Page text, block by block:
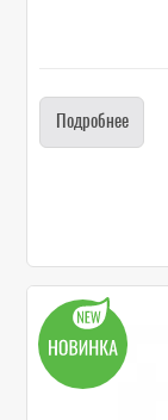
Подробнее